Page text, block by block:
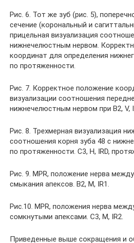
Рис. 6. Тот же зуб (рис. 5),
сечение (корональный и
прицельная визуализация
нижнечелюстным нервом.
координат для определения
по протяженности.
Рис. 7. Корректное положение
визуализации соотношения
нижнечелюстным нервом при В2, V,
Рис. 8. Трехмерная визуализация
соотношения корня зуба 48 с
по протяженности. С3, H, IRD,
Рис. 9. MPR, положение нерва
смыкания апексов. В2, М, IR1.
Рис.10. MPR, положения нерва
сомкнутыми апексами. С3, М, IR2.
Приведенные выше сокращения и